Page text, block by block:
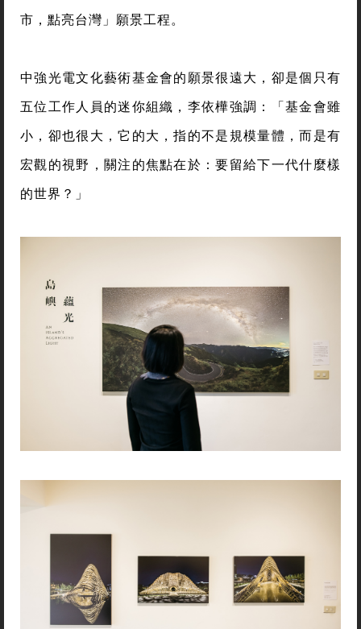
市，點亮台灣」願景工程。
中強光電文化藝術基金會的願景很遠大，卻是個只有
五位工作人員的迷你組織，李依樺強調：「基金會雖
小，卻也很大，它的大，指的不是規模量體，而是有
宏觀的視野，關注的焦點在於：要留給下一代什麼樣
的世界？」